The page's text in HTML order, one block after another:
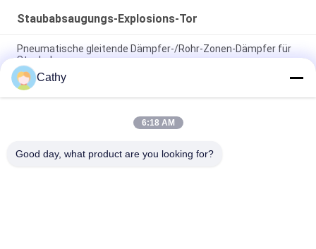
Staubabsaugungs-Explosions-Tor
Pneumatische gleitende Dämpfer-/Rohr-Zonen-Dämpfer für
Staubabsaugung
Kreis galvanisiertes Stahlrohr-Zonen-Dämpfer-
pneumatisches Explosions-Tor für Lüftungsanlage
Entstaubungssystem 80mm Hvac-Rohr-Zonen-Dämpfer-
Cathy
6:18 AM
Good day, what product are you looking for?